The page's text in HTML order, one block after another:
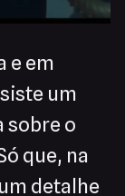
e em
um
sobre o
que, na
detalhe